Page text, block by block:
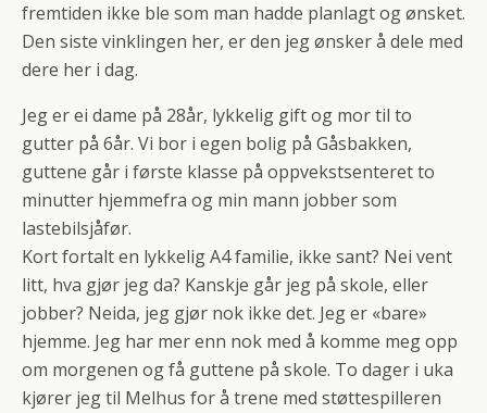
fremtiden ikke ble som man hadde planlagt og ønsket.
Den siste vinklingen her, er den jeg ønsker å dele med
dere her i dag.
Jeg er ei dame på 28år, lykkelig gift og mor til to
gutter på 6år. Vi bor i egen bolig på Gåsbakken,
guttene går i første klasse på oppvekstsenteret to
minutter hjemmefra og min mann jobber som
lastebilsjåfør.
Kort fortalt en lykkelig A4 familie, ikke sant? Nei vent
litt, hva gjør jeg da? Kanskje går jeg på skole, eller
jobber? Neida, jeg gjør nok ikke det. Jeg er «bare»
hjemme. Jeg har mer enn nok med å komme meg opp
om morgenen og få guttene på skole. To dager i uka
kjører jeg til Melhus for å trene med støttespilleren